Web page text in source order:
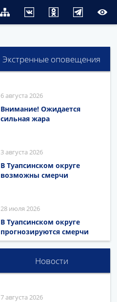
Экстренные оповещения
6 августа 2026
Внимание! Ожидается
сильная жара
3 августа 2026
В Туапсинском округе
возможны смерчи
28 июля 2026
В Туапсинском округе
прогнозируются смерчи
Новости
7 августа 2026